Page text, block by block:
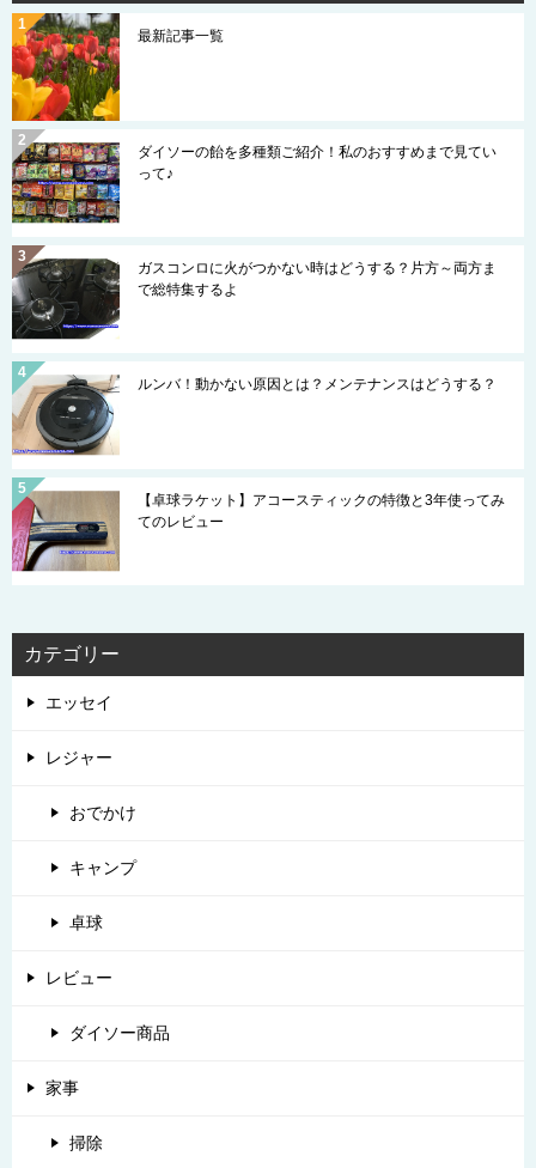
最新記事一覧
ダイソーの飴を多種類ご紹介！私のおすすめまで見てい
って♪
ガスコンロに火がつかない時はどうする？片方～両方ま
で総特集するよ
ルンバ！動かない原因とは？メンテナンスはどうする？
【卓球ラケット】アコースティックの特徴と3年使ってみ
てのレビュー
カテゴリー
エッセイ
レジャー
おでかけ
キャンプ
卓球
レビュー
ダイソー商品
家事
掃除